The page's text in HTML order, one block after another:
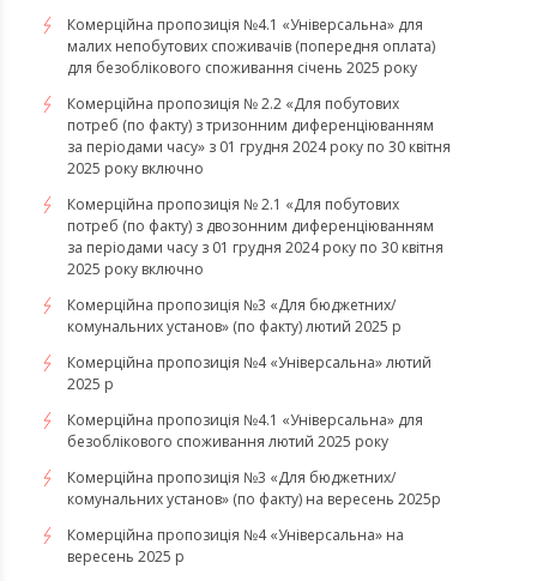
Комерційна пропозиція №4.1 «Універсальна» для
малих непобутових споживачів (попередня оплата)
для безоблікового споживання січень 2025 року
Комерційна пропозиція № 2.2 «Для побутових
потреб (по факту) з тризонним диференціюванням
за періодами часу» з 01 грудня 2024 року по 30 квітня
2025 року включно
Комерційна пропозиція № 2.1 «Для побутових
потреб (по факту) з двозонним диференціюванням
за періодами часу з 01 грудня 2024 року по 30 квітня
2025 року включно
Комерційна пропозиція №3 «Для бюджетних/
комунальних установ» (по факту) лютий 2025 р
Комерційна пропозиція №4 «Універсальна» лютий
2025 р
Комерційна пропозиція №4.1 «Універсальна» для
безоблікового споживання лютий 2025 року
Комерційна пропозиція №3 «Для бюджетних/
комунальних установ» (по факту) на вересень 2025р
Комерційна пропозиція №4 «Універсальна» на
вересень 2025 р